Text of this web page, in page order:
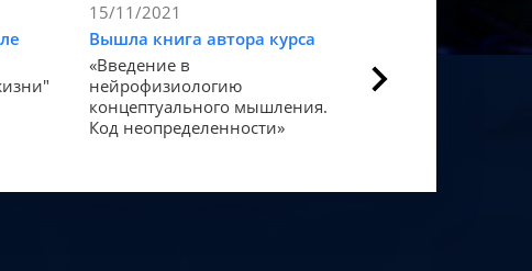
15/11/2021
Вышла книга автора курса
«Введение в
нейрофизиологию
концептуального мышления.
Код неопределенности»
Статья в Forbes
Как мозг
«счастье».